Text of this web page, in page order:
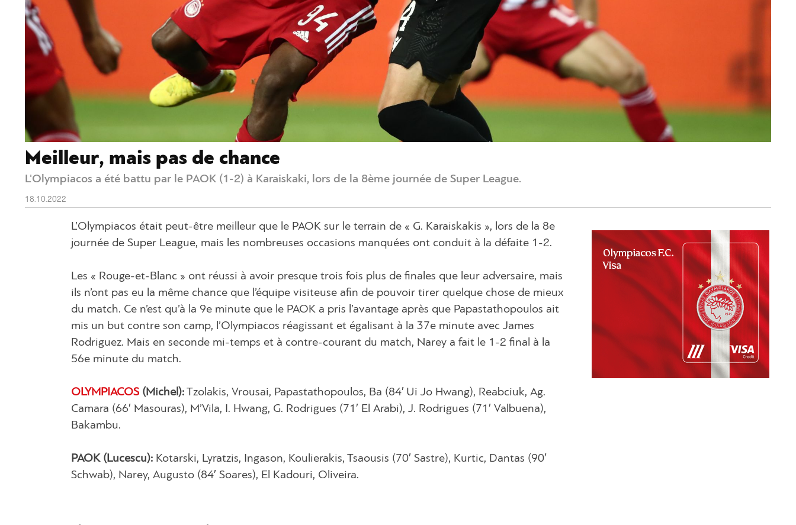
Meilleur, mais pas de chance
L'Olympiacos a été battu par le PAOK (1-2) à Karaiskaki, lors de la 8ème journée de Super League.
18.10.2022
L’Olympiacos était peut-être meilleur que le PAOK sur le terrain de « G. Karaiskakis », lors de la 8e
journée de Super League, mais les nombreuses occasions manquées ont conduit à la défaite 1-2.
Les « Rouge-et-Blanc » ont réussi à avoir presque trois fois plus de finales que leur adversaire, mais
ils n’ont pas eu la même chance que l’équipe visiteuse afin de pouvoir tirer quelque chose de mieux
du match. Ce n’est qu’à la 9e minute que le PAOK a pris l’avantage après que Papastathopoulos ait
mis un but contre son camp, l’Olympiacos réagissant et égalisant à la 37e minute avec James
Rodriguez. Mais en seconde mi-temps et à contre-courant du match, Narey a fait le 1-2 final à la
56e minute du match.
OLYMPIACOS (Michel): Tzolakis, Vrousai, Papastathopoulos, Ba (84′ Ui Jo Hwang), Reabciuk, Ag.
Camara (66′ Masouras), M’Vila, I. Hwang, G. Rodrigues (71′ El Arabi), J. Rodrigues (71′ Valbuena),
Bakambu.
PAOK (Lucescu): Kotarski, Lyratzis, Ingason, Koulierakis, Tsaousis (70′ Sastre), Kurtic, Dantas (90′
Schwab), Narey, Augusto (84′ Soares), El Kadouri, Oliveira.